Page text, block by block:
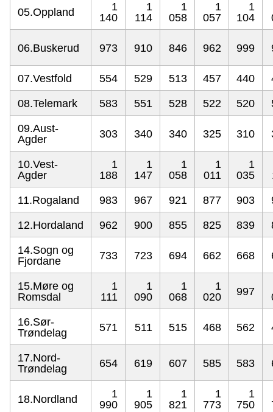
05.Oppland
1
140
1
114
1
058
1
057
1
104
06.Buskerud 973 910 846 962 999
07.Vestfold 554 529 513 457 440
08.Telemark 583 551 528 522 520
09.Aust-
Agder
303 340 340 325 310
10.Vest-
Agder
1
188
1
147
1
058
1
011
1
035
11.Rogaland 983 967 921 877 903
12.Hordaland 962 900 855 825 839
14.Sogn og
Fjordane
733 723 694 662 668
15.Møre og
Romsdal
1
111
1
090
1
068
1
020
997
16.Sør-
Trøndelag
571 511 515 468 562
17.Nord-
Trøndelag
654 619 607 585 583
18.Nordland
1
990
1
905
1
821
1
773
1
750